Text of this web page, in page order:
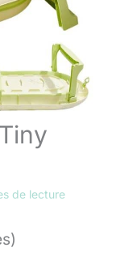
de lecture